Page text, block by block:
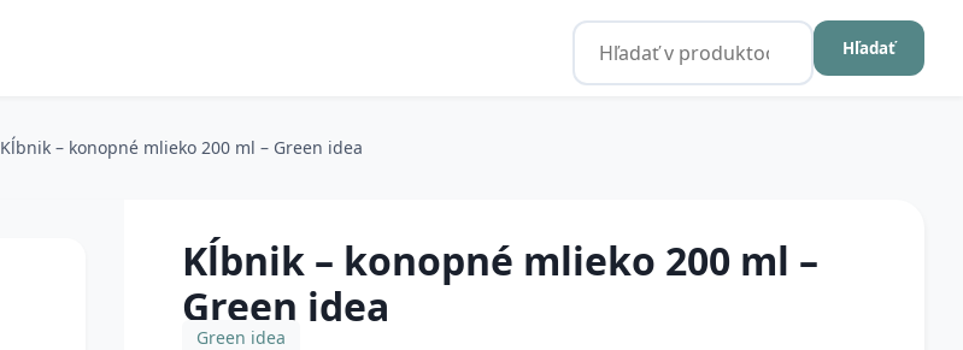
Hľadať
Kĺbnik – konopné mlieko 200 ml – Green idea
Kĺbnik – konopné mlieko 200 ml –
Green idea
Green idea